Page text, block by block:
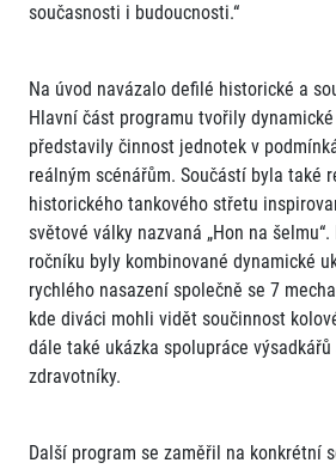
současnosti i budoucnosti.“
Na úvod navázalo defilé historické a
Hlavní část programu tvořily
představily činnost jednotek v
reálným scénářům. Součástí byla také
historického tankového střetu
světové války nazvaná „Hon na
ročníku byly kombinované dynamické
rychlého nasazení společně se 7
kde diváci mohli vidět součinnost
dále také ukázka spolupráce výsadkářů
zdravotníky.
Další program se zaměřil na konkrétní